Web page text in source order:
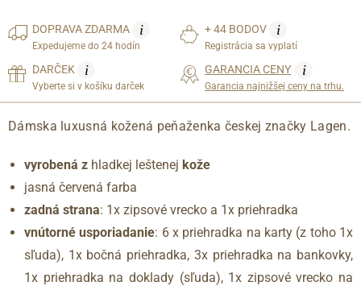
DOPRAVAZDARMA i
Expedujeme do 24 hodín
+ 44 BODOV i
Registrácia sa vyplatí
DARČEK i
Vyberte si v košíku darček
GARANCIA CENY i
Garancia najnižšej ceny na trhu.
Dámska luxusná kožená peňaženka českej značky Lagen.
vyrobená z hladkej leštenej kože
jasná červená farba
zadná strana: 1x zipsové vrecko a 1x priehradka
vnútorné usporiadanie: 6 x priehradka na karty (z toho 1x
sľuda), 1x bočná priehradka, 3x priehradka na bankovky,
1x priehradka na doklady (sľuda), 1x zipsové vrecko na